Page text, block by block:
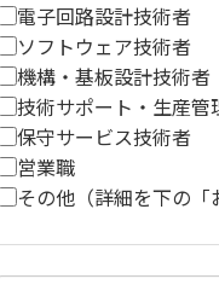
電子回路設計技術者
ソフトウェア技術者
機構・基板設計技術者
技術サポート・生産管
保守サービス技術者
営業職
その他（詳細を下の「